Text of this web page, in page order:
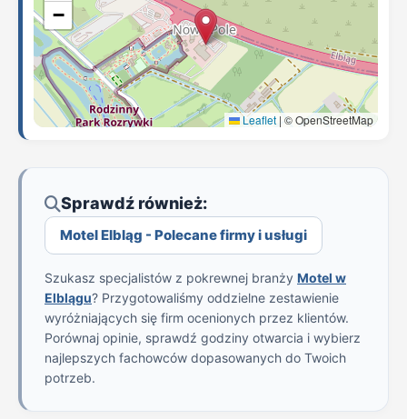
−
Leaflet | © OpenStreetMap
Sprawdź również:
Motel Elbląg - Polecane firmy i usługi
Szukasz specjalistów z pokrewnej branży Motel w
Elblągu? Przygotowaliśmy oddzielne zestawienie
wyróżniających się firm ocenionych przez klientów.
Porównaj opinie, sprawdź godziny otwarcia i wybierz
najlepszych fachowców dopasowanych do Twoich
potrzeb.